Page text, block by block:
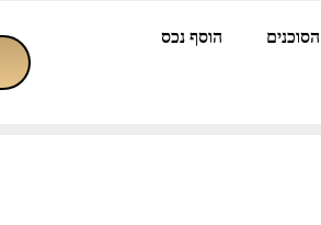
הסוכנים הוסף נכס